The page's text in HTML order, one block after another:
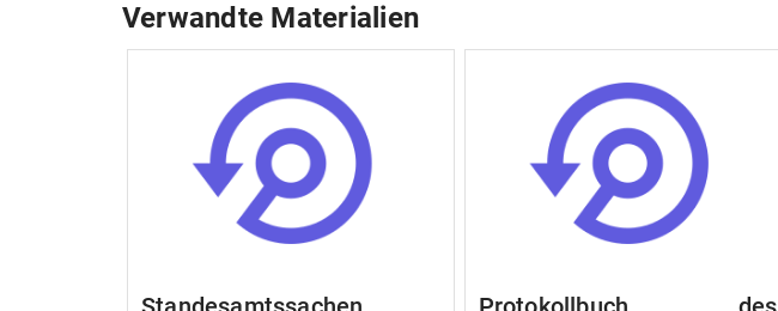
Verwandte Materialien